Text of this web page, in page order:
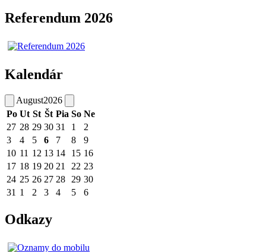
Referendum 2026
Kalendár
August2026
Po Ut St Št Pia So Ne
27 28 29 30 31 1
2
3
4 5 6 7 8
9
10 11 12 13 14 15 16
17 18 19 20 21 22 23
24 25 26 27 28 29 30
31 1 2 3 4 5 6
Odkazy